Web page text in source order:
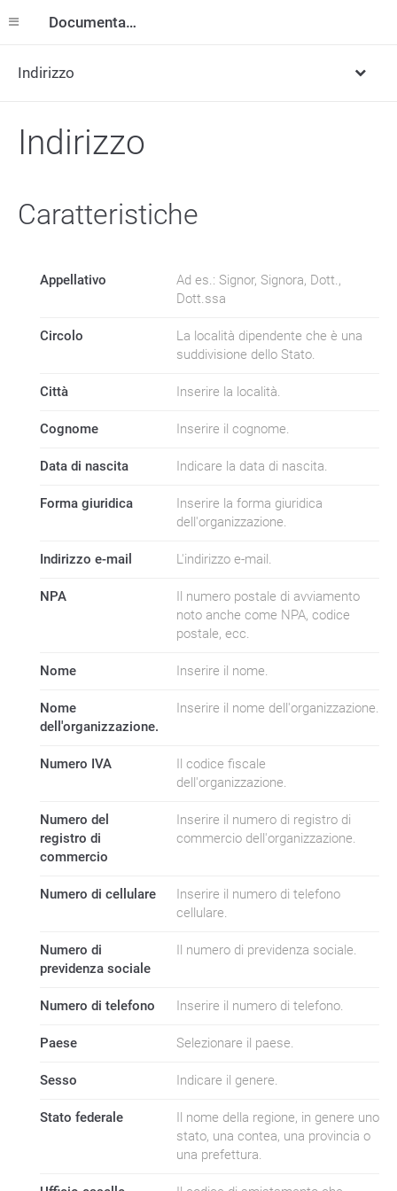
Documentazione
Indirizzo
Indirizzo
Caratteristiche
Appellativo
Ad es.: Signor, Signora, Dott.,
Dott.ssa
Circolo
La località dipendente che è una
suddivisione dello Stato.
Città Inserire la località.
Cognome Inserire il cognome.
Data di nascita Indicare la data di nascita.
Forma giuridica
Inserire la forma giuridica
dell'organizzazione.
Indirizzo e-mail L'indirizzo e-mail.
NPA
Il numero postale di avviamento
noto anche come NPA, codice
postale, ecc.
Nome Inserire il nome.
Nome
dell'organizzazione.
Inserire il nome dell'organizzazione.
Numero IVA
Il codice fiscale
dell'organizzazione.
Numero del
registro di
commercio
Inserire il numero di registro di
commercio dell'organizzazione.
Numero di cellulare
Inserire il numero di telefono
cellulare.
Numero di
previdenza sociale
Il numero di previdenza sociale.
Numero di telefono Inserire il numero di telefono.
Paese Selezionare il paese.
Sesso Indicare il genere.
Stato federale
Il nome della regione, in genere uno
stato, una contea, una provincia o
una prefettura.